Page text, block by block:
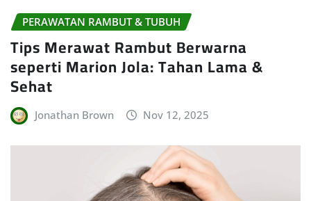
PERAWATAN RAMBUT & TUBUH
Tips Merawat Rambut Berwarna
seperti Marion Jola: Tahan Lama &
Sehat
Jonathan Brown Nov 12, 2025